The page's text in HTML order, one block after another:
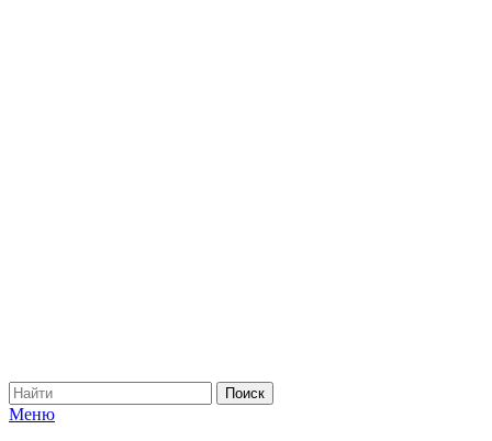
Меню